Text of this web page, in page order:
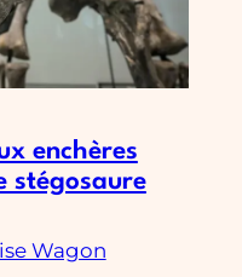
enchères
stégosaure
Wagon